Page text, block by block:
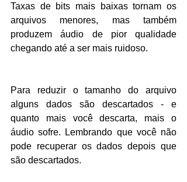
Taxas de bits mais baixas tornam os
arquivos menores, mas também
produzem áudio de pior qualidade
chegando até a ser mais ruidoso.
Para reduzir o tamanho do arquivo
alguns dados são descartados - e
quanto mais você descarta, mais o
áudio sofre. Lembrando que você não
pode recuperar os dados depois que
são descartados.